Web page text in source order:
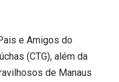
e Amigos do
(CTG), além da
de Manaus